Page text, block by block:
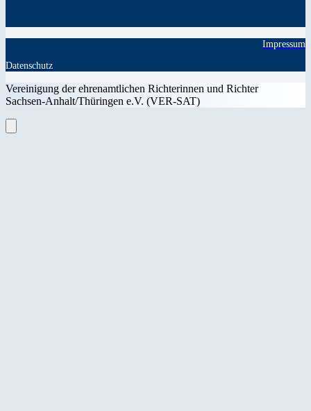
Impressum
Datenschutz
Vereinigung der ehrenamtlichen Richterinnen und Richter
Sachsen-Anhalt/Thüringen e.V. (VER-SAT)